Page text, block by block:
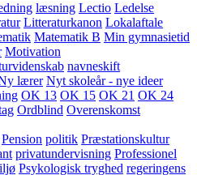
læsning Lectio Ledelse
Litteraturkanon Lokalaftale
Matematik B Min gymnasietid
Motivation
navneskift
lærer Nyt skoleår - nye ideer
OK 13 OK 15 OK 21 OK 24
Ordblind Overenskomst
Pension politik Præstationskultur
privatundervisning Professionel
Psykologisk tryghed regeringens